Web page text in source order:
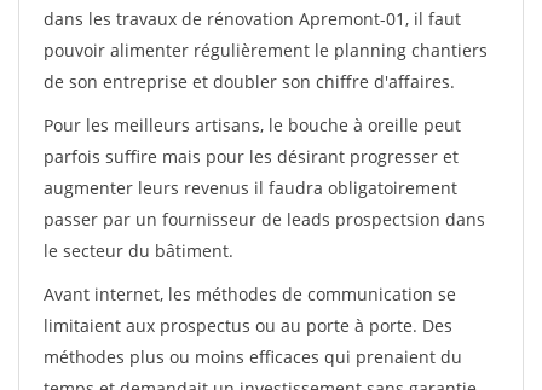
dans les travaux de rénovation Apremont-01, il faut
pouvoir alimenter régulièrement le planning chantiers
de son entreprise et doubler son chiffre d'affaires.
Pour les meilleurs artisans, le bouche à oreille peut
parfois suffire mais pour les désirant progresser et
augmenter leurs revenus il faudra obligatoirement
passer par un fournisseur de leads prospectsion dans
le secteur du bâtiment.
Avant internet, les méthodes de communication se
limitaient aux prospectus ou au porte à porte. Des
méthodes plus ou moins efficaces qui prenaient du